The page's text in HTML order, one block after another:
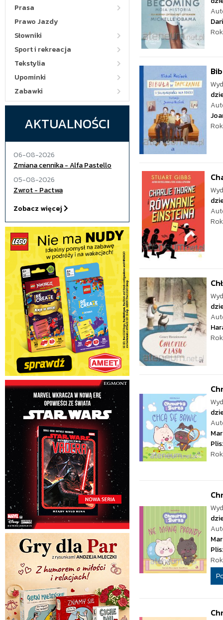
Prasa
Prawo Jazdy
Słowniki
Sport i rekreacja
Tekstylia
Upominki
Zabawki
AKTUALNOŚCI
06-08-2026
Zmiana cennika - Alfa Pastello
05-08-2026
Zwrot - Pactwa
Zobacz więcej